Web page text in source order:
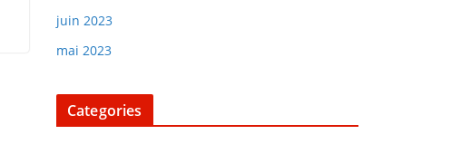
juin 2023
mai 2023
Categories